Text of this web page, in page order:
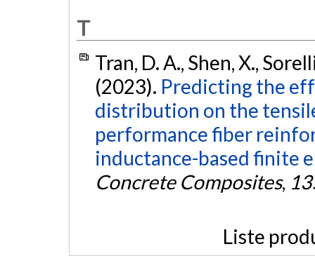
T
Tran, D. A., Shen, X.,
(2023). Predicting the
distribution on the
performance fiber
inductance-based finite
Concrete Composites,
Liste